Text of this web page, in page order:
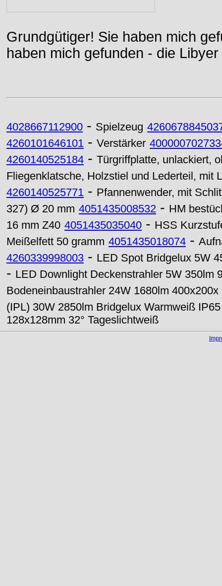
Grundgütiger! Sie haben mich
haben mich gefunden - die
4028667112900 - Spielzeug
4260101646101 - Verstärker
4260140525184 - Türgriffplatte, unlackiert,
Fliegenklatsche, Holzstiel und Lederteil, mit
4260140525771 - Pfannenwender, mit
327) Ø 20 mm 4051435008532 - HM
16 mm Z40 4051435035040 - HSS
Meißelfett 50 gramm 4051435018074 -
4260339998003 - LED Spot Bridgelux 5W
- LED Downlight Deckenstrahler 5W 350lm
Bodeneinbaustrahler 24W 1680lm
(IPL) 30W 2850lm Bridgelux Warmweiß IP65
128x128mm 32° Tageslichtweiß